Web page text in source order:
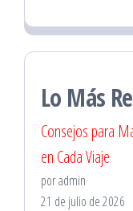
Lo Más
Consejos para
en Cada Viaje
por admin
21 de julio de 2026